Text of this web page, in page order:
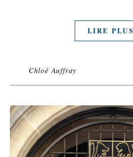
LIRE PLUS
Chloé Auffray